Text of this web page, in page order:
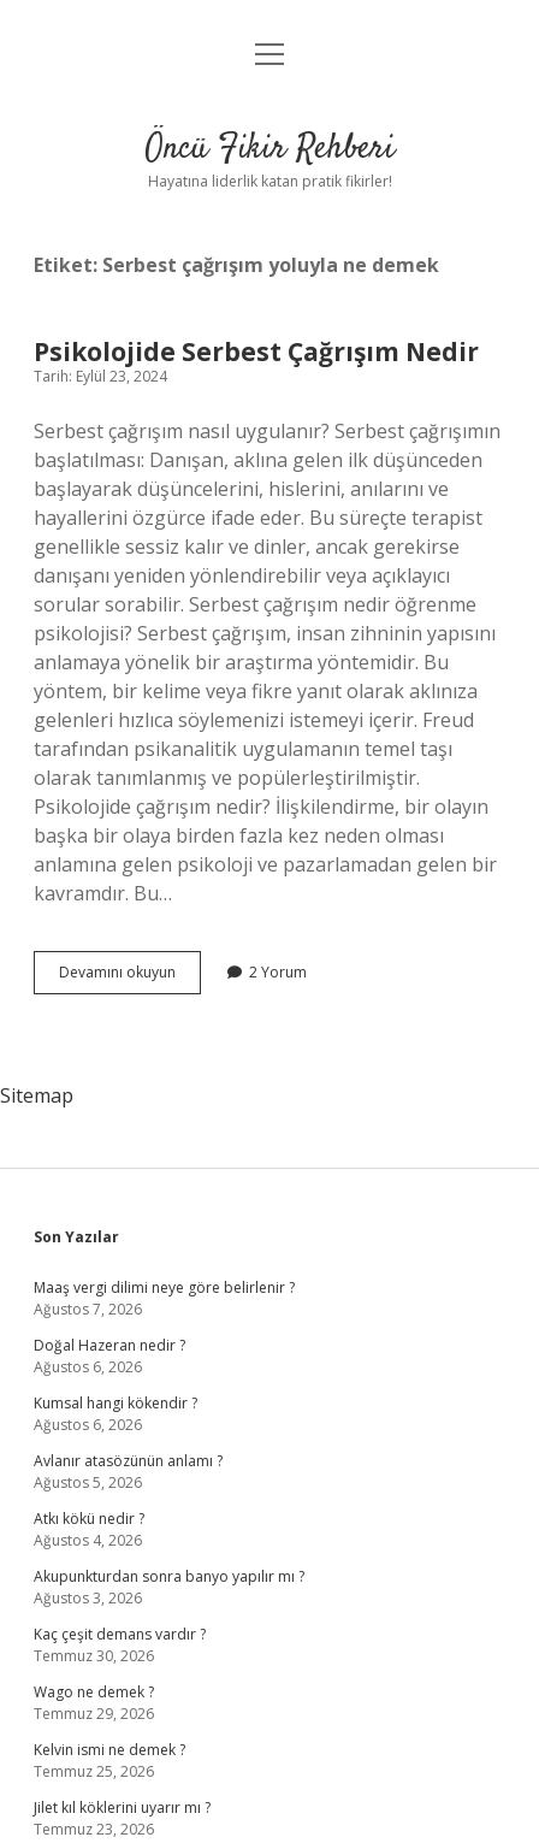
Anasayfa
Yasal Uyarı
menüyü
Öncü Fikir Rehberi
Hayatına liderlik katan pratik fikirler!
Etiket: Serbest çağrışım yoluyla ne demek
Psikolojide Serbest Çağrışım Nedir
Tarih: Eylül 23, 2024
Serbest çağrışım nasıl uygulanır? Serbest çağrışımın
başlatılması: Danışan, aklına gelen ilk düşünceden
başlayarak düşüncelerini, hislerini, anılarını ve
hayallerini özgürce ifade eder. Bu süreçte terapist
genellikle sessiz kalır ve dinler, ancak gerekirse
danışanı yeniden yönlendirebilir veya açıklayıcı
sorular sorabilir. Serbest çağrışım nedir öğrenme
psikolojisi? Serbest çağrışım, insan zihninin yapısını
anlamaya yönelik bir araştırma yöntemidir. Bu
yöntem, bir kelime veya fikre yanıt olarak aklınıza
gelenleri hızlıca söylemenizi istemeyi içerir. Freud
tarafından psikanalitik uygulamanın temel taşı
olarak tanımlanmış ve popülerleştirilmiştir.
Psikolojide çağrışım nedir? İlişkilendirme, bir olayın
başka bir olaya birden fazla kez neden olması
anlamına gelen psikoloji ve pazarlamadan gelen bir
kavramdır. Bu…
Devamını okuyun Psikolojide
Serbest
2 Yorum
Sitemap
Sidebar
Son Yazılar
Maaş vergi dilimi neye göre belirlenir ?
Ağustos 7, 2026
Doğal Hazeran nedir ?
Ağustos 6, 2026
Kumsal hangi kökendir ?
Ağustos 6, 2026
Avlanır atasözünün anlamı ?
Ağustos 5, 2026
Atkı kökü nedir ?
Ağustos 4, 2026
Akupunkturdan sonra banyo yapılır mı ?
Ağustos 3, 2026
Kaç çeşit demans vardır ?
Temmuz 30, 2026
Wago ne demek ?
Temmuz 29, 2026
Kelvin ismi ne demek ?
Temmuz 25, 2026
Jilet kıl köklerini uyarır mı ?
Temmuz 23, 2026